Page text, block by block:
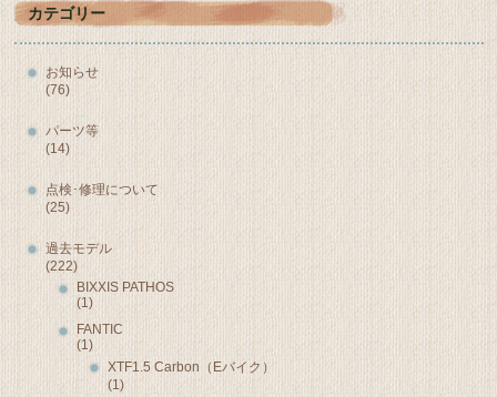
カテゴリー
お知らせ
(76)
パーツ等
(14)
点検･修理について
(25)
過去モデル
(222)
BIXXIS PATHOS
(1)
FANTIC
(1)
XTF1.5 Carbon（Eバイク）
(1)